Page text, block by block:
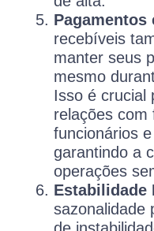
Pagamentos
recebíveis
manter seus
mesmo
Isso é crucial
relações com
funcionários
garantindo a
operações
Estabilidade
sazonalidade